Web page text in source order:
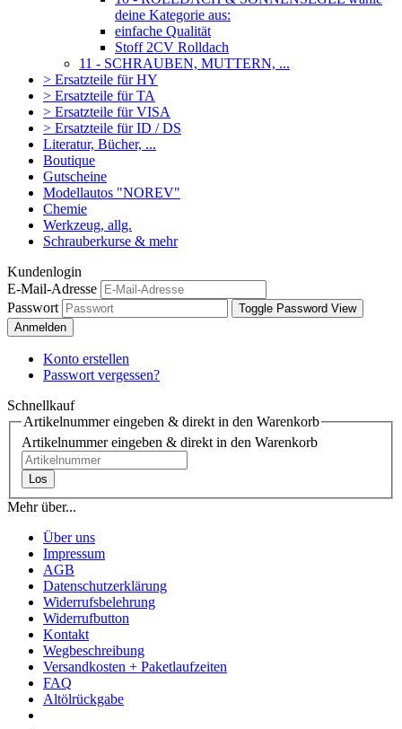
deine Kategorie aus:
einfache Qualität
Stoff 2CV Rolldach
11 - SCHRAUBEN, MUTTERN, ...
> Ersatzteile für HY
> Ersatzteile für TA
> Ersatzteile für VISA
> Ersatzteile für ID / DS
Literatur, Bücher, ...
Boutique
Gutscheine
Modellautos "NOREV"
Chemie
Werkzeug, allg.
Schrauberkurse & mehr
Kundenlogin
E-Mail-Adresse
Passwort
Toggle Password View
Anmelden
Konto erstellen
Passwort vergessen?
Schnellkauf
Artikelnummer eingeben & direkt in den Warenkorb
Artikelnummer eingeben & direkt in den Warenkorb
Los
Mehr über...
Über uns
Impressum
AGB
Datenschutzerklärung
Widerrufsbelehrung
Widerrufbutton
Kontakt
Wegbeschreibung
Versandkosten + Paketlaufzeiten
FAQ
Altölrückgabe